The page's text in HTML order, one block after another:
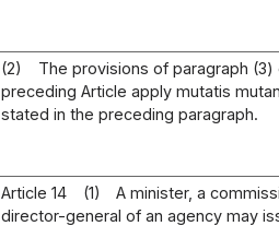
(2)
The provisions of paragraph (3)
preceding Article apply mutatis
stated in the preceding paragraph.
Article 14 (1)
A minister, a
director-general of an agency may